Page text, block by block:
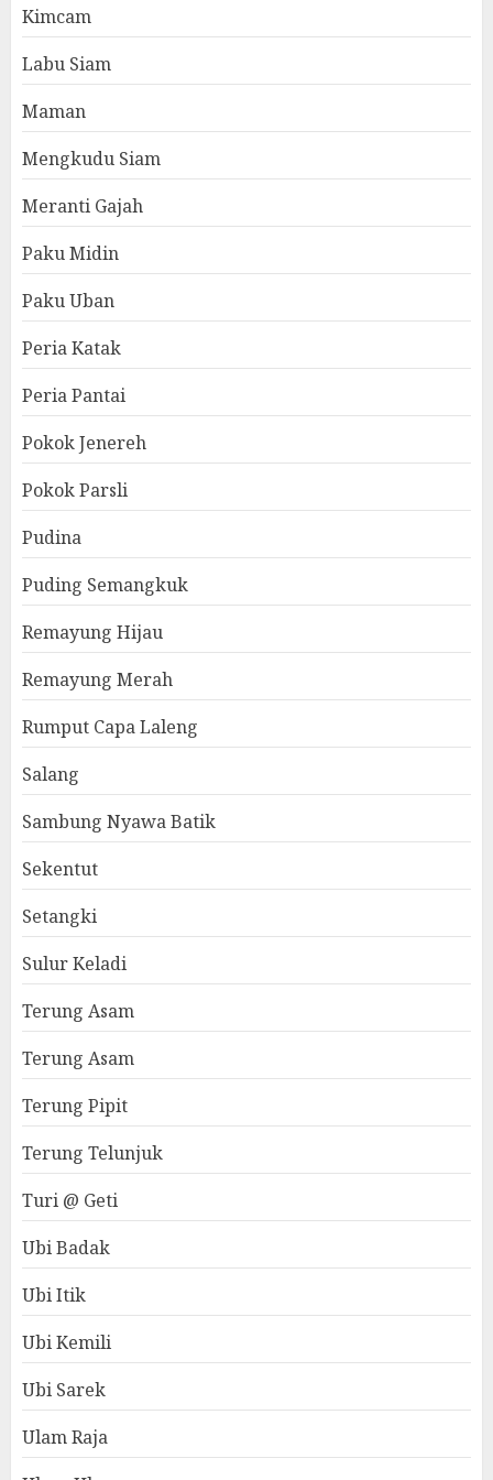
Kimcam
Labu Siam
Maman
Mengkudu Siam
Meranti Gajah
Paku Midin
Paku Uban
Peria Katak
Peria Pantai
Pokok Jenereh
Pokok Parsli
Pudina
Puding Semangkuk
Remayung Hijau
Remayung Merah
Rumput Capa Laleng
Salang
Sambung Nyawa Batik
Sekentut
Setangki
Sulur Keladi
Terung Asam
Terung Asam
Terung Pipit
Terung Telunjuk
Turi @ Geti
Ubi Badak
Ubi Itik
Ubi Kemili
Ubi Sarek
Ulam Raja